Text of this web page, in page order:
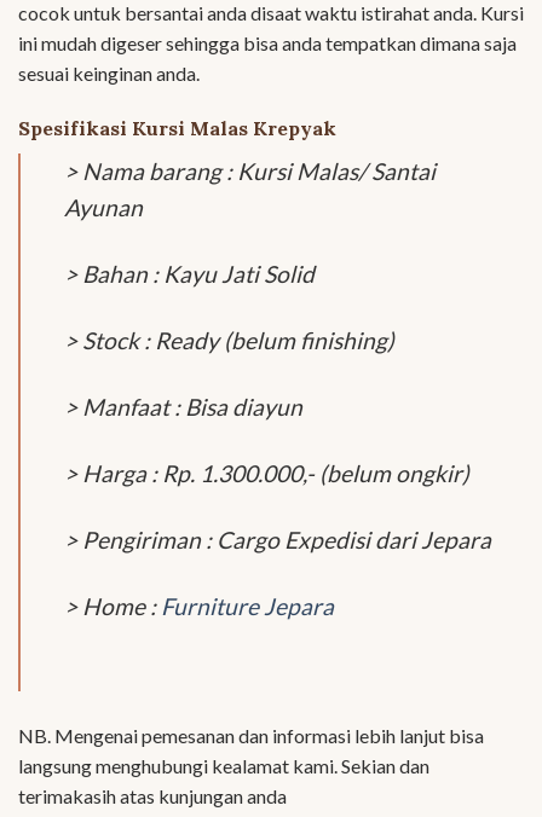
cocok untuk bersantai anda disaat waktu istirahat anda. Kursi
ini mudah digeser sehingga bisa anda tempatkan dimana saja
sesuai keinginan anda.
Spesifikasi Kursi Malas Krepyak
> Nama barang : Kursi Malas/ Santai
Ayunan
> Bahan : Kayu Jati Solid
> Stock : Ready (belum finishing)
> Manfaat : Bisa diayun
> Harga : Rp. 1.300.000,- (belum ongkir)
> Pengiriman : Cargo Expedisi dari Jepara
> Home : Furniture Jepara
NB. Mengenai pemesanan dan informasi lebih lanjut bisa
langsung menghubungi kealamat kami. Sekian dan
terimakasih atas kunjungan anda